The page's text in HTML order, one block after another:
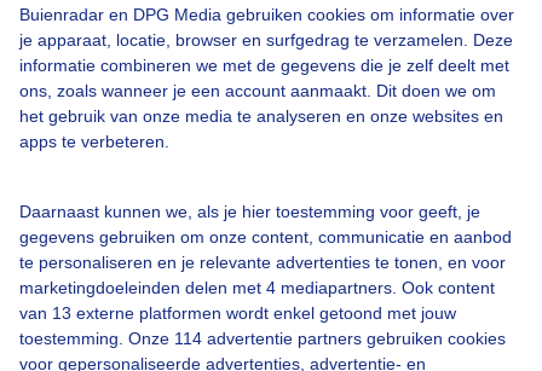
Buienradar en DPG Media gebruiken cookies om informatie over
je apparaat, locatie, browser en surfgedrag te verzamelen. Deze
informatie combineren we met de gegevens die je zelf deelt met
ons, zoals wanneer je een account aanmaakt. Dit doen we om
het gebruik van onze media te analyseren en onze websites en
apps te verbeteren.
Daarnaast kunnen we, als je hier toestemming voor geeft, je
gegevens gebruiken om onze content, communicatie en aanbod
te personaliseren en je relevante advertenties te tonen, en voor
marketingdoeleinden delen met 4 mediapartners. Ook content
van 13 externe platformen wordt enkel getoond met jouw
toestemming. Onze 114 advertentie partners gebruiken cookies
voor gepersonaliseerde advertenties, advertentie- en
#maan #mensen #mist #molen #natuur
#opklaringen #paraplu #parasol #regenboog
#regenbui #regenwolken
#sluierbewolking #stapelwolkjes #strakblauwe_lucht
#strakblauwelucht #strand #strandbedjes #terras
#verkoeling #vlaggetjesboot #vliegtuigstrepen
Over Buienradar
Bedrijfsgegevens
Veelgestelde vragen
Toegankelijkheid
Gebruikersvoorwaarden
Adverteren
Buienradar Team